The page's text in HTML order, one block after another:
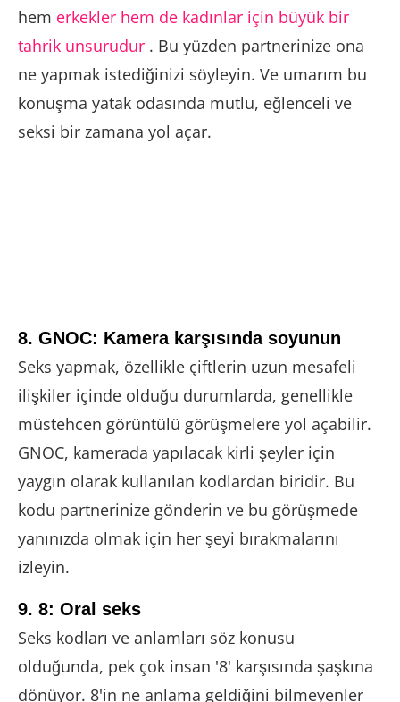
hem erkekler hem de kadınlar için büyük bir
tahrik unsurudur . Bu yüzden partnerinize ona
ne yapmak istediğinizi söyleyin. Ve umarım bu
konuşma yatak odasında mutlu, eğlenceli ve
seksi bir zamana yol açar.
8. GNOC: Kamera karşısında soyunun
Seks yapmak, özellikle çiftlerin uzun mesafeli
ilişkiler içinde olduğu durumlarda, genellikle
müstehcen görüntülü görüşmelere yol açabilir.
GNOC, kamerada yapılacak kirli şeyler için
yaygın olarak kullanılan kodlardan biridir. Bu
kodu partnerinize gönderin ve bu görüşmede
yanınızda olmak için her şeyi bırakmalarını
izleyin.
9. 8: Oral seks
Seks kodları ve anlamları söz konusu
olduğunda, pek çok insan '8' karşısında şaşkına
dönüyor. 8'in ne anlama geldiğini bilmeyenler